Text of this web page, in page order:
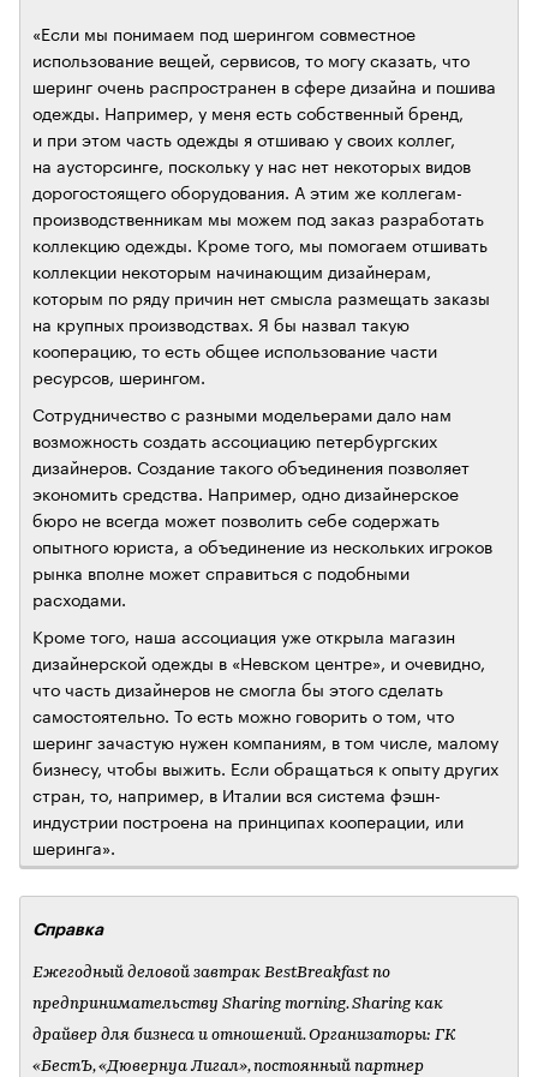
«Если мы понимаем под шерингом совместное
использование вещей, сервисов, то могу сказать, что
шеринг очень распространен в сфере дизайна и пошива
одежды. Например, у меня есть собственный бренд,
и при этом часть одежды я отшиваю у своих коллег,
на аусторсинге, поскольку у нас нет некоторых видов
дорогостоящего оборудования. А этим же коллегам-
производственникам мы можем под заказ разработать
коллекцию одежды. Кроме того, мы помогаем отшивать
коллекции некоторым начинающим дизайнерам,
которым по ряду причин нет смысла размещать заказы
на крупных производствах. Я бы назвал такую
кооперацию, то есть общее использование части
ресурсов, шерингом.
Сотрудничество с разными модельерами дало нам
возможность создать ассоциацию петербургских
дизайнеров. Создание такого объединения позволяет
экономить средства. Например, одно дизайнерское
бюро не всегда может позволить себе содержать
опытного юриста, а объединение из нескольких игроков
рынка вполне может справиться с подобными
расходами.
Кроме того, наша ассоциация уже открыла магазин
дизайнерской одежды в «Невском центре», и очевидно,
что часть дизайнеров не смогла бы этого сделать
самостоятельно. То есть можно говорить о том, что
шеринг зачастую нужен компаниям, в том числе, малому
бизнесу, чтобы выжить. Если обращаться к опыту других
стран, то, например, в Италии вся система фэшн-
индустрии построена на принципах кооперации, или
шеринга».
Справка
Ежегодный деловой завтрак BestBreakfast по
предпринимательству Sharing morning. Sharing как
драйвер для бизнеса и отношений. Организаторы: ГК
«БестЪ, «Дювернуа Лигал», постоянный партнер